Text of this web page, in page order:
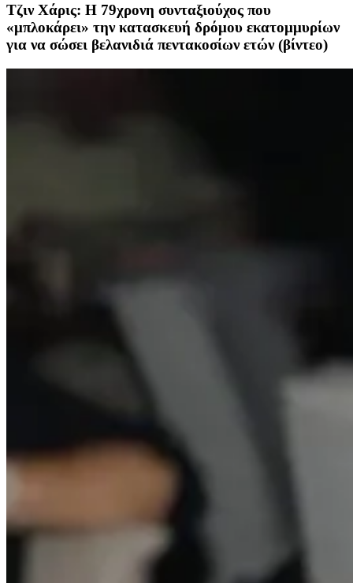
Τζιν Χάρις: Η 79χρονη συνταξιούχος που
«μπλοκάρει» την κατασκευή δρόμου εκατομμυρίων
για να σώσει βελανιδιά πεντακοσίων ετών (βίντεο)